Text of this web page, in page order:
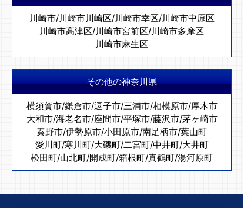
川崎市/川崎市川崎区/川崎市幸区/川崎市中原区
川崎市高津区/川崎市宮前区/川崎市多摩区
川崎市麻生区
その他の神奈川県
横須賀市/鎌倉市/逗子市/三浦市/相模原市/厚木市
大和市/海老名市/座間市/平塚市/藤沢市/茅ヶ崎市
秦野市/伊勢原市/小田原市/南足柄市/葉山町
愛川町/寒川町/大磯町/二宮町/中井町/大井町
松田町/山北町/開成町/箱根町/真鶴町/湯河原町